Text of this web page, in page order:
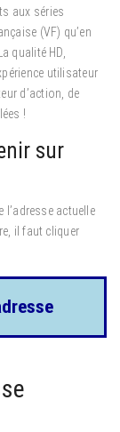
aux séries
(VF) qu’en
qualité HD,
utilisateur
d’action, de
!
sur
l’adresse actuelle
il faut cliquer